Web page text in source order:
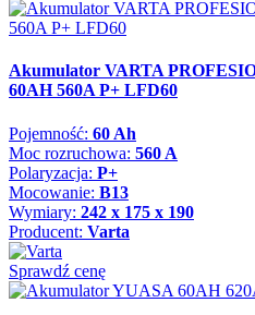
Akumulator VARTA
60AH 560A P+ LFD60
Pojemność: 60 Ah
Moc rozruchowa: 560 A
Polaryzacja: P+
Mocowanie: B13
Wymiary: 242 x 175 x 190
Producent: Varta
Sprawdź cenę